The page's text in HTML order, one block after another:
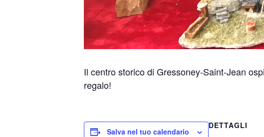
Il centro storico di Gressoney-Saint-Jean
regalo!
Salva nel tuo calendario
DETTAGLI